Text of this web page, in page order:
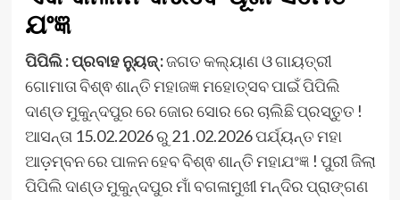
ଯଂଜ୍ଞ
ପିପିଲି : ପ୍ରବାହ ନ୍ୟୁଜ୍ :ଜଗତ କଲ୍ୟାଣ ଓ ଗାୟତ୍ରୀ
ଗୋମାତା ବିଶ୍ଵ ଶାନ୍ତି ମହାଜଜ୍ଞ ମହୋତ୍ସବ ପାଇଁ ପିପିଲି
ଦାଣ୍ଡ ମୁକୁନ୍ଦପୁର ରେ ଜୋର ସୋର ରେ ଚାଲିଛି ପ୍ରସ୍ତୁତ !
ଆସନ୍ତା 15.02.2026 ରୁ 21 .02.2026 ପର୍ଯ୍ୟନ୍ତ ମହା
ଆଡ଼ମ୍ବନ ରେ ପାଳନ ହେବ ବିଶ୍ଵ ଶାନ୍ତି ମହାଯଂଜ୍ଞ ! ପୁରୀ ଜିଲା
ପିପିଲି ଦାଣ୍ଡ ମୁକୁନ୍ଦପୁର ମାଁ ବଗଳାମୁଖୀ ମନ୍ଦିର ପ୍ରାଙ୍ଗଣ